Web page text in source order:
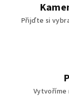
Přijďte si
Vytvoříme